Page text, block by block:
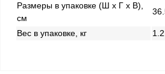
Размеры в упаковке (Ш x Г x В),
см
Вес в упаковке, кг